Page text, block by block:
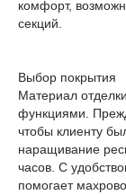
комфорт,
секций.
Выбор покрытия
Материал
функциями.
чтобы клиенту
наращивание
часов. С
помогает